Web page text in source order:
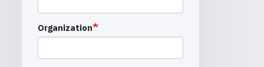
Organization